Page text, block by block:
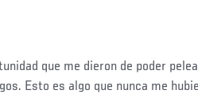
que me dieron de poder
Esto es algo que nunca me